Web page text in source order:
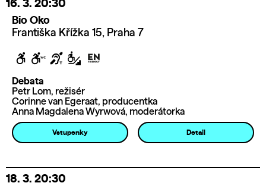
16. 3. 20:30
Bio Oko
Františka Křížka 15, Praha 7
Debata
Petr Lom, režisér
Corinne van Egeraat, producentka
Anna Magdalena Wyrwová, moderátorka
Vstupenky Detail
18. 3. 20:30